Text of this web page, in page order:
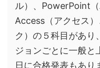
ル）、PowerPoint（
Access（アクセス
ク）の５科目があ
ジョンごとに一般と
日に合格発表もあり